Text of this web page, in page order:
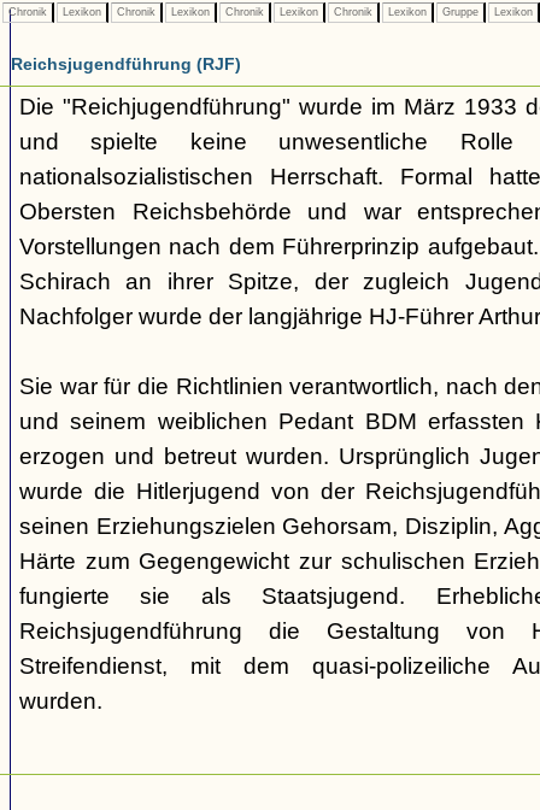
Chronik Lexikon Chronik Lexikon Chronik Lexikon Chronik Lexikon Gruppe Lexikon
Reichsjugendführung (RJF)
Die "Reichjugendführung" wurde im März 1933
und spielte keine unwesentliche Rolle
nationalsozialistischen Herrschaft. Formal
Obersten Reichsbehörde und war
Vorstellungen nach dem Führerprinzip
Schirach an ihrer Spitze, der zugleich
Nachfolger wurde der langjährige HJ-Führer
Sie war für die Richtlinien verantwortlich, nach
und seinem weiblichen Pedant BDM erfassten
erzogen und betreut wurden. Ursprünglich
wurde die Hitlerjugend von der
seinen Erziehungszielen Gehorsam, Disziplin,
Härte zum Gegengewicht zur schulischen
fungierte sie als Staatsjugend.
Reichsjugendführung die Gestaltung von
Streifendienst, mit dem quasi-polizeiliche
wurden.